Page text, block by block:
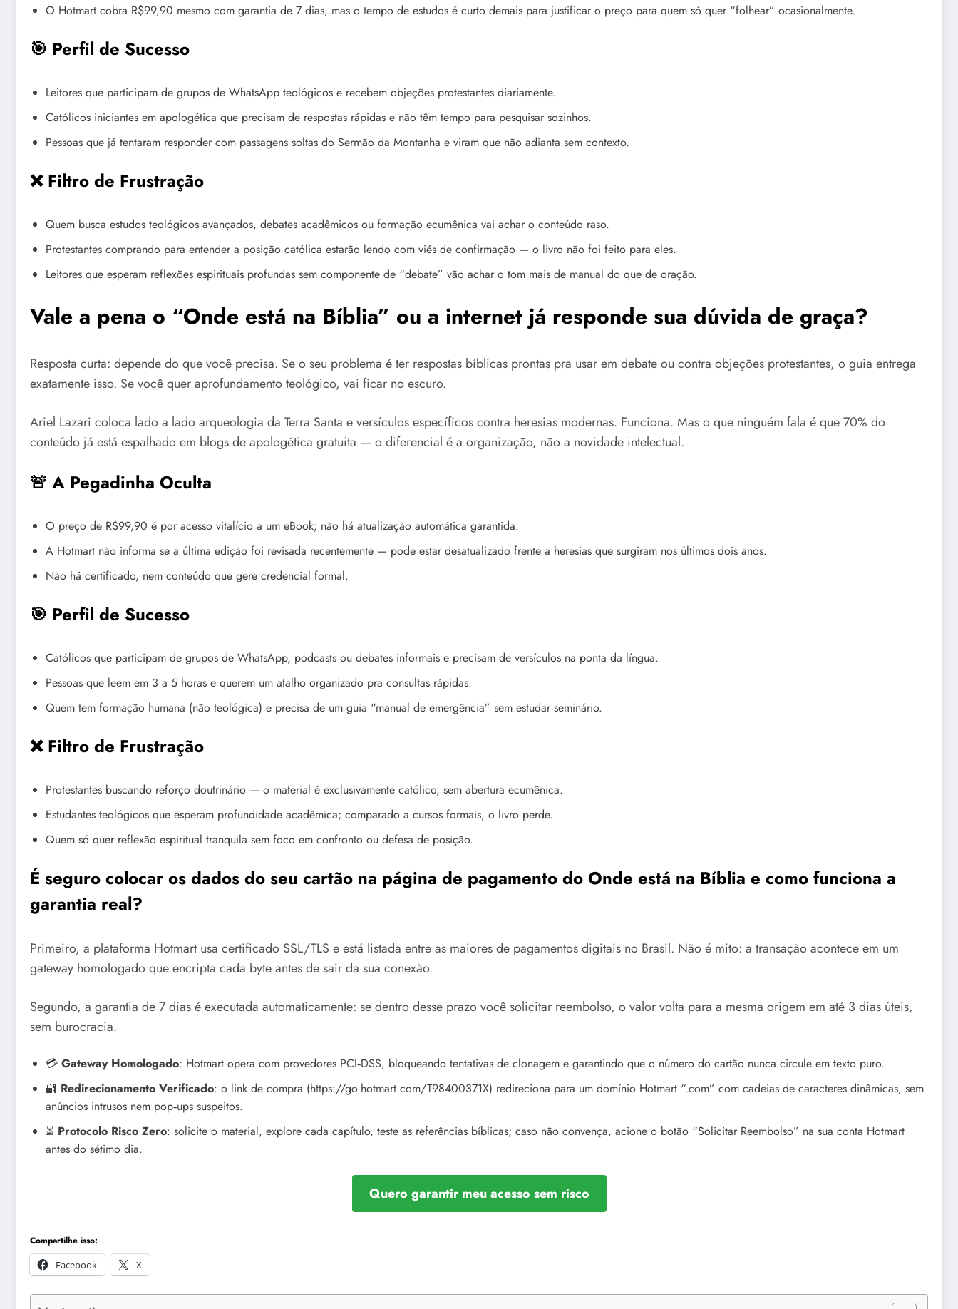
O Hotmart cobra R$99,90 mesmo com garantia de 7 dias, mas o tempo de estudos é curto demais para justificar o preço para quem só quer “folhear” ocasionalmente.
🎯 Perfil de Sucesso
Leitores que participam de grupos de WhatsApp teológicos e recebem objeções protestantes diariamente.
Católicos iniciantes em apologética que precisam de respostas rápidas e não têm tempo para pesquisar sozinhos.
Pessoas que já tentaram responder com passagens soltas do Sermão da Montanha e viram que não adianta sem contexto.
❌ Filtro de Frustração
Quem busca estudos teológicos avançados, debates acadêmicos ou formação ecumênica vai achar o conteúdo raso.
Protestantes comprando para entender a posição católica estarão lendo com viés de confirmação — o livro não foi feito para eles.
Leitores que esperam reflexões espirituais profundas sem componente de “debate” vão achar o tom mais de manual do que de oração.
Vale a pena o “Onde está na Bíblia” ou a internet já responde sua dúvida de graça?
Resposta curta: depende do que você precisa. Se o seu problema é ter respostas bíblicas prontas pra usar em debate ou contra objeções protestantes, o guia entrega
exatamente isso. Se você quer aprofundamento teológico, vai ficar no escuro.
Ariel Lazari coloca lado a lado arqueologia da Terra Santa e versículos específicos contra heresias modernas. Funciona. Mas o que ninguém fala é que 70% do
conteúdo já está espalhado em blogs de apologética gratuita — o diferencial é a organização, não a novidade intelectual.
🚨 A Pegadinha Oculta
O preço de R$99,90 é por acesso vitalício a um eBook; não há atualização automática garantida.
A Hotmart não informa se a última edição foi revisada recentemente — pode estar desatualizado frente a heresias que surgiram nos últimos dois anos.
Não há certificado, nem conteúdo que gere credencial formal.
🎯 Perfil de Sucesso
Católicos que participam de grupos de WhatsApp, podcasts ou debates informais e precisam de versículos na ponta da língua.
Pessoas que leem em 3 a 5 horas e querem um atalho organizado pra consultas rápidas.
Quem tem formação humana (não teológica) e precisa de um guia “manual de emergência” sem estudar seminário.
❌ Filtro de Frustração
Protestantes buscando reforço doutrinário — o material é exclusivamente católico, sem abertura ecumênica.
Estudantes teológicos que esperam profundidade acadêmica; comparado a cursos formais, o livro perde.
Quem só quer reflexão espiritual tranquila sem foco em confronto ou defesa de posição.
É seguro colocar os dados do seu cartão na página de pagamento do Onde está na Bíblia e como funciona a
garantia real?
Primeiro, a plataforma Hotmart usa certificado SSL/TLS e está listada entre as maiores de pagamentos digitais no Brasil. Não é mito: a transação acontece em um
gateway homologado que encripta cada byte antes de sair da sua conexão.
Segundo, a garantia de 7 dias é executada automaticamente: se dentro desse prazo você solicitar reembolso, o valor volta para a mesma origem em até 3 dias úteis,
sem burocracia.
💳 Gateway Homologado: Hotmart opera com provedores PCI‑DSS, bloqueando tentativas de clonagem e garantindo que o número do cartão nunca circule em texto puro.
🔐 Redirecionamento Verificado: o link de compra (https://go.hotmart.com/T98400371X) redireciona para um domínio Hotmart “.com” com cadeias de caracteres dinâmicas, sem
anúncios intrusos nem pop‑ups suspeitos.
⏳ Protocolo Risco Zero: solicite o material, explore cada capítulo, teste as referências bíblicas; caso não convença, acione o botão “Solicitar Reembolso” na sua conta Hotmart
antes do sétimo dia.
Quero garantir meu acesso sem risco
Compartilhe isso:
Facebook
X